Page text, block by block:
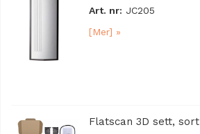
Art. nr: JC205
[Mer] »
Flatscan 3D sett, sort